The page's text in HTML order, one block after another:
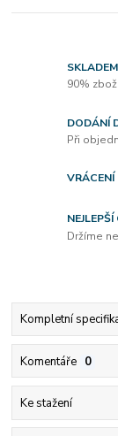
SKLADEM
90%
DODÁNÍ
Při
Držíme
Kompletní
Komentáře 0
Ke stažení